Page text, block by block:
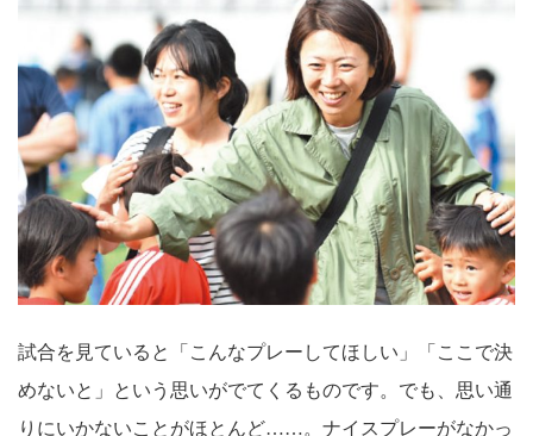
試合を見ていると「こんなプレーしてほしい」「ここで決
めないと」という思いがでてくるものです。でも、思い通
りにいかないことがほとんど……。ナイスプレーがなかっ